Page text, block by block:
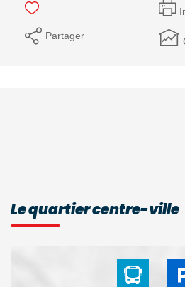
Partager
Le quartier centre-ville